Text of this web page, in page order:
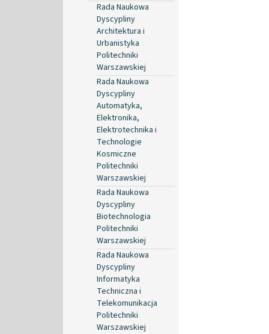
Rada Naukowa
Dyscypliny
Architektura i
Urbanistyka
Politechniki
Warszawskiej
Rada Naukowa
Dyscypliny
Automatyka,
Elektronika,
Elektrotechnika i
Technologie
Kosmiczne
Politechniki
Warszawskiej
Rada Naukowa
Dyscypliny
Biotechnologia
Politechniki
Warszawskiej
Rada Naukowa
Dyscypliny
Informatyka
Techniczna i
Telekomunikacja
Politechniki
Warszawskiej